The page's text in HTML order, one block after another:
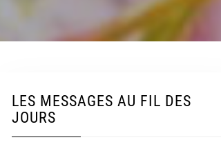
LES MESSAGES AU FIL DES
JOURS